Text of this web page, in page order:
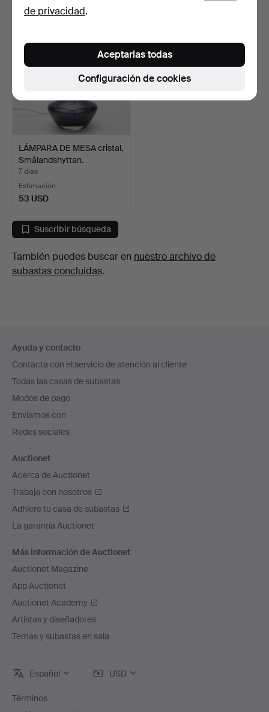
LÁMPARA DE MESA cristal,
Smålandshyttan.
7 días
Estimación
53 USD
Suscribir búsqueda
También puedes buscar en nuestro archivo de
subastas concluidas.
en
el
pie
de
página
Ayuda y contacto
Contacta con el servicio de atención al cliente
Todas las casas de subastas
Modos de pago
Enviamos con
Redes sociales
Auctionet
Acerca de Auctionet
Trabaja con nosotros
Adhiere tu casa de subastas
La garantía Auctionet
Más información de Auctionet
Auctionet Magazine
App Auctionet
Auctionet Academy
Artistas y diseñadores
Temas y subastas en sala
Español USD
Términos
de privacidad.
Configuración de cookies
Aceptarlas todas